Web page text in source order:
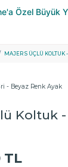
MAJER S ÜÇLÜ KOLTUK
Koltuk
TL